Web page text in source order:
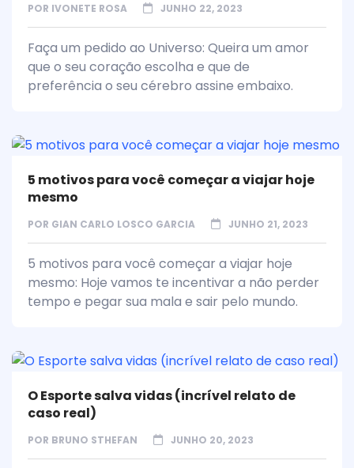
POR IVONETE ROSA JUNHO 22, 2023
Faça um pedido ao Universo: Queira um amor
que o seu coração escolha e que de
preferência o seu cérebro assine embaixo.
5 motivos para você começar a viajar hoje
mesmo
POR GIAN CARLO LOSCO GARCIA JUNHO 21, 2023
5 motivos para você começar a viajar hoje
mesmo: Hoje vamos te incentivar a não perder
tempo e pegar sua mala e sair pelo mundo.
O Esporte salva vidas (incrível relato de
caso real)
POR BRUNO STHEFAN JUNHO 20, 2023